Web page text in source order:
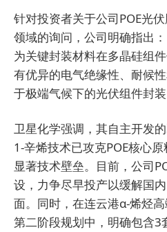
针对投资者关于公司POE光
领域的询问，公司明确指出
为关键封装材料在多晶硅组
有优异的电气绝缘性、耐候
于极端气候下的光伏组件封装
卫星化学强调，其自主开发
1-辛烯技术已攻克POE核心
显著技术壁垒。目前，公司
设，力争尽早投产以缓解国
面。同时，在连云港α-烯烃
第二阶段规划中，明确包含3